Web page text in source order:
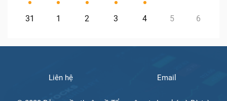
31 1 2 3 4 5 6
Liên hệ Email